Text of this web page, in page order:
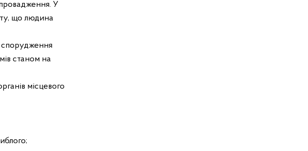
У
що людина
спорудження
станом на
місцевого